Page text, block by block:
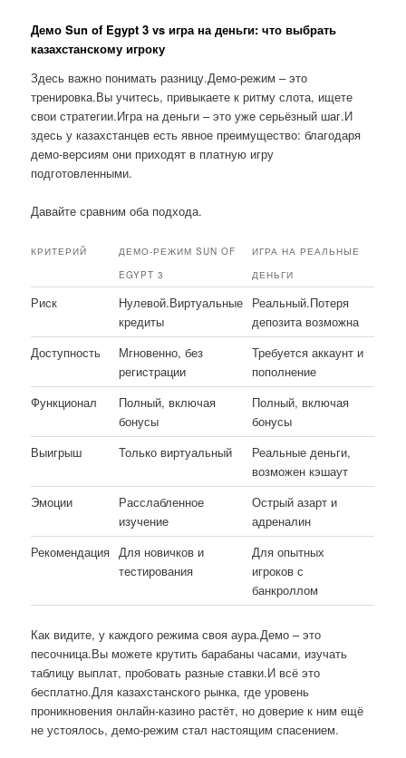
Демо Sun of Egypt 3 vs игра на деньги: что выбрать
казахстанскому игроку
Здесь важно понимать разницу.Демо-режим – это
тренировка.Вы учитесь, привыкаете к ритму слота, ищете
свои стратегии.Игра на деньги – это уже серьёзный шаг.И
здесь у казахстанцев есть явное преимущество: благодаря
демо-версиям они приходят в платную игру
подготовленными.
Давайте сравним оба подхода.
КРИТЕРИЙ
ДЕМО-РЕЖИМ SUN OF
EGYPT 3
ИГРА НА РЕАЛЬНЫЕ
ДЕНЬГИ
Риск
Нулевой.Виртуальные
кредиты
Реальный.Потеря
депозита возможна
Доступность
Мгновенно, без
регистрации
Требуется аккаунт и
пополнение
Функционал
Полный, включая
бонусы
Полный, включая
бонусы
Выигрыш
Только виртуальный
Реальные деньги,
возможен кэшаут
Эмоции
Расслабленное
изучение
Острый азарт и
адреналин
Рекомендация Для новичков и
тестирования
Для опытных
игроков с
банкроллом
Как видите, у каждого режима своя аура.Демо – это
песочница.Вы можете крутить барабаны часами, изучать
таблицу выплат, пробовать разные ставки.И всё это
бесплатно.Для казахстанского рынка, где уровень
проникновения онлайн-казино растёт, но доверие к ним ещё
не устоялось, демо-режим стал настоящим спасением.